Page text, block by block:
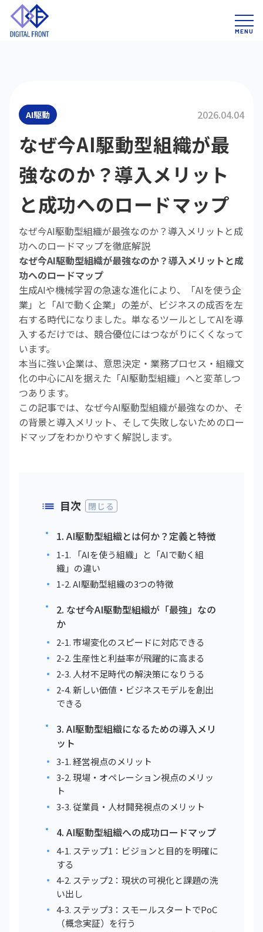
AI駆動 2026.04.04
なぜ今AI駆動型組織が最
強なのか？導入メリット
と成功へのロードマップ
なぜ今AI駆動型組織が最強なのか？導入メリットと成
功へのロードマップを徹底解説
なぜ今AI駆動型組織が最強なのか？導入メリットと成
功へのロードマップ
生成AIや機械学習の急速な進化により、「AIを使う企
業」と「AIで動く企業」の差が、ビジネスの成否を左
右する時代になりました。単なるツールとしてAIを導
入するだけでは、競合優位にはつながりにくくなって
います。
本当に強い企業は、意思決定・業務プロセス・組織文
化の中心にAIを据えた「AI駆動型組織」へと変革しつ
つあります。
この記事では、なぜ今AI駆動型組織が最強なのか、そ
の背景と導入メリット、そして失敗しないためのロー
ドマップをわかりやすく解説します。
閉じる
目次
1. AI駆動型組織とは何か？定義と特徴
1-1. 「AIを使う組織」と「AIで動く組
織」の違い
1-2. AI駆動型組織の3つの特徴
2. なぜ今AI駆動型組織が「最強」なの
か
2-1. 市場変化のスピードに対応できる
2-2. 生産性と利益率が飛躍的に高まる
2-3. 人材不足時代の解決策になりうる
2-4. 新しい価値・ビジネスモデルを創出
できる
3. AI駆動型組織になるための導入メリ
ット
3-1. 経営視点のメリット
3-2. 現場・オペレーション視点のメリッ
ト
3-3. 従業員・人材開発視点のメリット
4. AI駆動型組織への成功ロードマップ
4-1. ステップ1：ビジョンと目的を明確に
する
4-2. ステップ2：現状の可視化と課題の洗
い出し
4-3. ステップ3：スモールスタートでPoC
（概念実証）を行う